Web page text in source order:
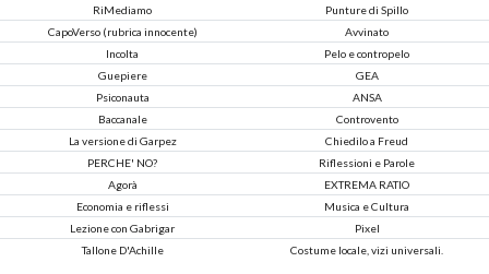
RiMediamo
Punture di Spillo
CapoVerso (rubrica innocente)
Avvinato
Incolta
Pelo e contropelo
Guepiere
GEA
Psiconauta
ANSA
Baccanale
Controvento
La versione di Garpez
Chiedilo a Freud
PERCHE' NO?
Riflessioni e Parole
Agorà
EXTREMA RATIO
Economia e riflessi
Musica e Cultura
Lezione con Gabrigar
Pixel
Tallone D'Achille
Costume locale, vizi universali.